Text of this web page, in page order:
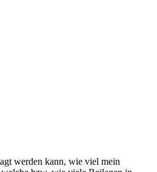
werden kann, wie viel mein